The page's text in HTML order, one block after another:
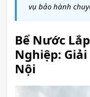
vụ bảo hành
Bể Nước
Nghiệp: Giải
Nội